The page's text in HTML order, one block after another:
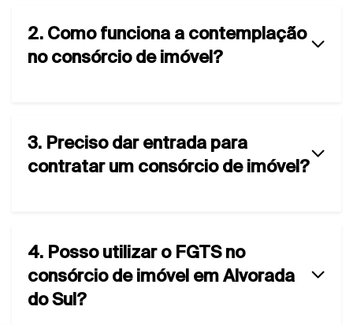
2. Como funciona a contemplação
no consórcio de imóvel?
3. Preciso dar entrada para
contratar um consórcio de imóvel?
4. Posso utilizar o FGTS no
consórcio de imóvel em Alvorada
do Sul?